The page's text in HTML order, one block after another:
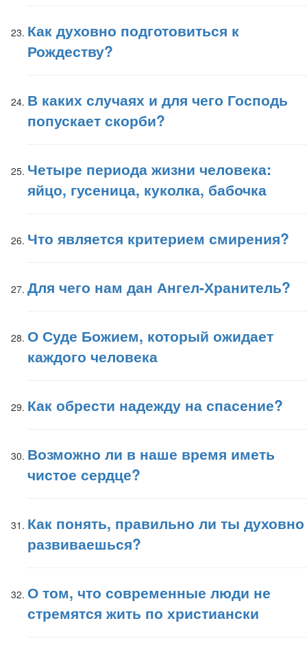
Как духовно подготовиться к
Рождеству?
В каких случаях и для чего Господь
попускает скорби?
Четыре периода жизни человека:
яйцо, гусеница, куколка, бабочка
Что является критерием смирения?
Для чего нам дан Ангел-Хранитель?
О Суде Божием, который ожидает
каждого человека
Как обрести надежду на спасение?
Возможно ли в наше время иметь
чистое сердце?
Как понять, правильно ли ты духовно
развиваешься?
О том, что современные люди не
стремятся жить по христиански